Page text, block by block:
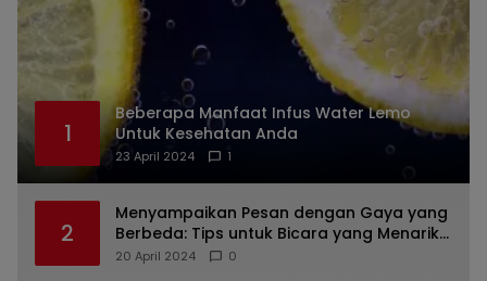
1
Beberapa Manfaat Infus Water Lemo
Untuk Kesehatan Anda
23 April 2024 1
2
Menyampaikan Pesan dengan Gaya yang
Berbeda: Tips untuk Bicara yang Menarik
dan Unik
20 April 2024 0